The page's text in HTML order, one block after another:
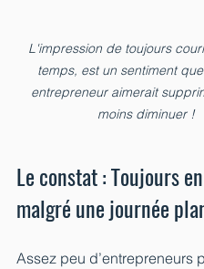
L'impression de toujours
temps, est un sentiment
entrepreneur aimerait
moins diminuer !
Le constat : Toujours
malgré une journée
Assez peu d’entrepreneurs